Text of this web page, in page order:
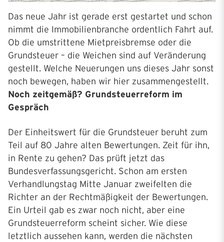
Das neue Jahr ist gerade erst gestartet und schon
nimmt die Immobilienbranche ordentlich Fahrt auf.
Ob die umstrittene Mietpreisbremse oder die
Grundsteuer – die Weichen sind auf Veränderung
gestellt. Welche Neuerungen uns dieses Jahr sonst
noch bewegen, haben wir hier zusammengestellt.
Noch zeitgemäß? Grundsteuerreform im
Gespräch
Der Einheitswert für die Grundsteuer beruht zum
Teil auf 80 Jahre alten Bewertungen. Zeit für ihn,
in Rente zu gehen? Das prüft jetzt das
Bundesverfassungsgericht. Schon am ersten
Verhandlungstag Mitte Januar zweifelten die
Richter an der Rechtmäßigkeit der Bewertungen.
Ein Urteil gab es zwar noch nicht, aber eine
Grundsteuerreform scheint sicher. Wie diese
letztlich aussehen kann, werden die nächsten